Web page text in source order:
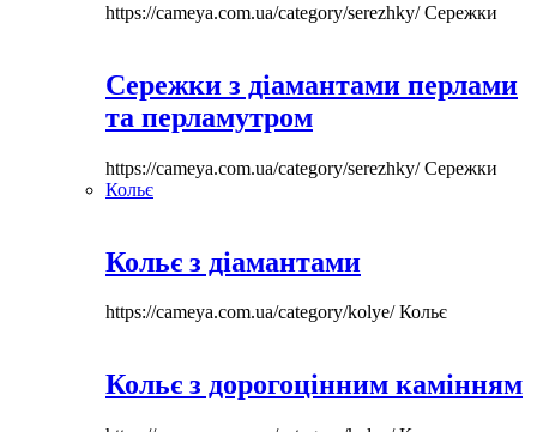
https://cameya.com.ua/category/serezhky/Сережки
Сережки з діамантами перлами
та перламутром
https://cameya.com.ua/category/serezhky/Сережки
Кольє
Кольє з діамантами
https://cameya.com.ua/category/kolye/Кольє
Кольє з дорогоцінним камінням